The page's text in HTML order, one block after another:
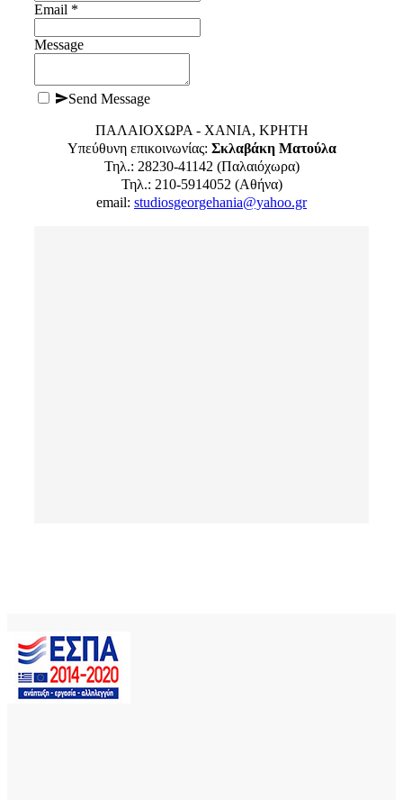
Email *
Message
Send Message
ΠΑΛΑΙΟΧΩΡΑ - ΧΑΝΙΑ, ΚΡΗΤΗ
Υπεύθυνη επικοινωνίας: Σκλαβάκη Ματούλα
Τηλ.: 28230-41142 (Παλαιόχωρα)
Τηλ.: 210-5914052 (Αθήνα)
email: studiosgeorgehania@yahoo.gr